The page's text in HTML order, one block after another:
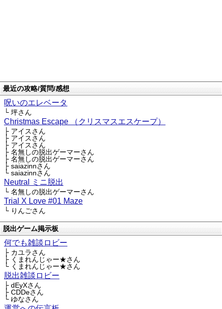
最近の攻略/質問/感想
呪いのエレベータ
└ 坪さん
Christmas Escape （クリスマスエスケープ）
├ アイスさん
├ アイスさん
├ アイスさん
├ 名無しの脱出ゲーマーさん
├ 名無しの脱出ゲーマーさん
├ saiazinnさん
└ saiazinnさん
Neutral ミニ脱出
└ 名無しの脱出ゲーマーさん
Trial X Love #01 Maze
└ りんごさん
脱出ゲーム掲示板
何でも雑談ロビー
├ カユラさん
├ くまれんじゃー★さん
└ くまれんじゃー★さん
脱出雑談ロビー
├ dEyXさん
├ CDDeさん
└ ゆなさん